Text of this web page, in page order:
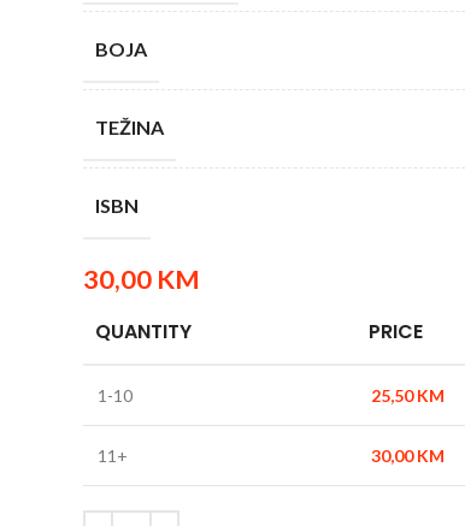
BOJA
TEŽINA
ISBN
30,00 KM
QUANTITY PRICE
1-10 25,50KM
11+ 30,00KM